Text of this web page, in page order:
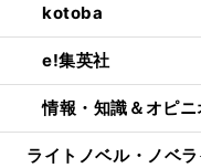
kotoba
e!集英社
情報・知識＆オピ
ライトノベル・ノベ